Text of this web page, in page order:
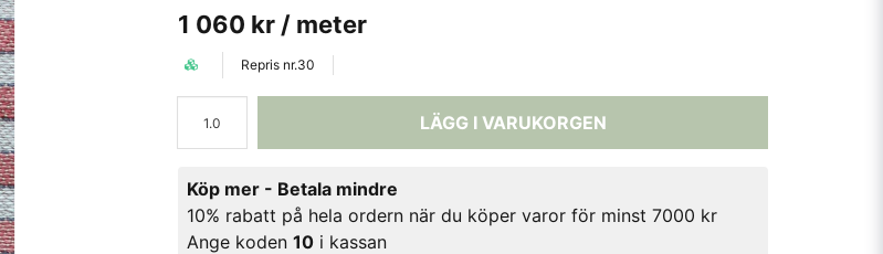
1 060 kr / meter
Repris nr.30
LÄGG I VARUKORGEN
Köp mer - Betala mindre
10% rabatt på hela ordern när du köper varor för minst 7000 kr
Ange koden10 i kassan